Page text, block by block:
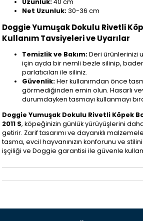
Net Uzunluk: 30-36 cm
Doggie Yumuşak Dokulu Rivetli
Kullanım Tavsiyeleri ve Uyarılar
Temizlik ve Bakım:Deri ürünlerinizi
için ayda bir nemli bezle silinip,
parlatıcıları ile siliniz.
Güvenlik:Her kullanımdan önce
görmediğinden emin olun. Hasarlı
durumdayken tasmayı kullanmayı
Doggie Yumuşak Dokulu Rivetli Köpek
2011 S, köpeğinizin günlük yürüyüşlerini
getirir. Zarif tasarımı ve dayanıklı
tasma, evcil hayvanınızın konforunu ve
işçiliği ve Doggie garantisi ile güvenle